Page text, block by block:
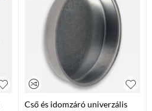
Cső és idomzáró univerzális